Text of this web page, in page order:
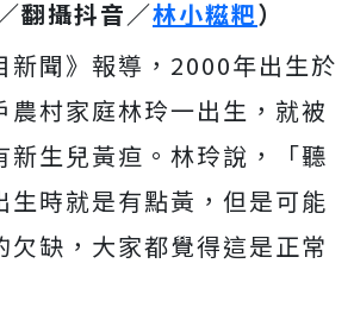
翻攝抖音／林小糍粑）
新聞》報導，2000年出生於
農村家庭林玲一出生，就被
新生兒黃疸。林玲說，「聽
生時就是有點黃，但是可能
欠缺，大家都覺得這是正常